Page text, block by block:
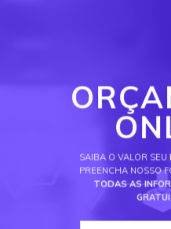
SAIBA O VALOR SEU
PREENCHA NOSSO
TODAS AS